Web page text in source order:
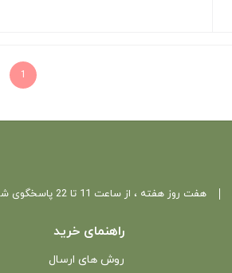
1
هفت روز هفته ، از ساعت 11 تا 22 پاسخگوی شما هستیم.
راهنمای خرید
روش های ارسال